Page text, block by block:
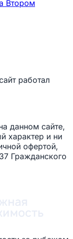
Втором
работал
данном сайте,
характер и ни
офертой,
Гражданского